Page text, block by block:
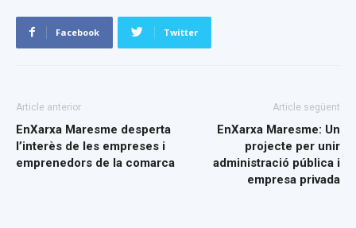
Facebook Twitter
Article anterior
EnXarxa Maresme desperta
l’interès de les empreses i
emprenedors de la comarca
Article següent
EnXarxa Maresme: Un
projecte per unir
administració pública i
empresa privada